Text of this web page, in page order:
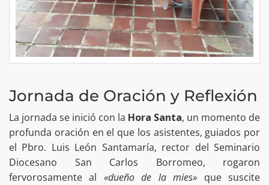
Jornada de Oración y Reflexión
La jornada se inició con la Hora Santa, un momento de
profunda oración en el que los asistentes, guiados por
el Pbro. Luis León Santamaría, rector del Seminario
Diocesano San Carlos Borromeo, rogaron
fervorosamente al «dueño de la mies» que suscite